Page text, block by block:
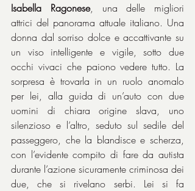
Isabella Ragonese, una delle migliori
attrici del panorama attuale italiano. Una
donna dal sorriso dolce e accattivante su
un viso intelligente e vigile, sotto due
occhi vivaci che paiono vedere tutto. La
sorpresa è trovarla in un ruolo anomalo
per lei, alla guida di un’auto con due
uomini di chiara origine slava, uno
silenzioso e l’altro, seduto sul sedile del
passeggero, che la blandisce e scherza,
con l’evidente compito di fare da autista
durante l’azione sicuramente criminosa dei
due, che si rivelano serbi. Lei si fa